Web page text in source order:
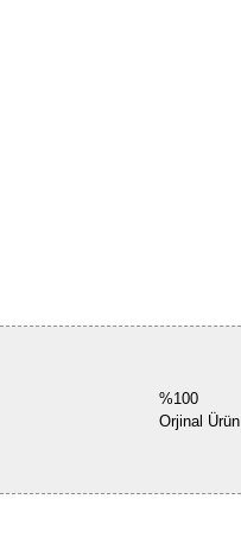
%100
Orjinal Ürün